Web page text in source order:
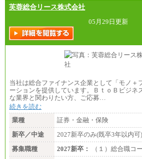
芙蓉総合リース株式会社
05月29日更新
当社は総合ファイナンス企業として「モノ＋
ーションを提供しています。ＢｔｏＢビジネ
な業界と関わりたい方、ご応募…
続きを読む
業種
証券・金融・保険
新卒／中途
2027新卒のみ(既卒3年以内可)
募集職種
2027新卒：
（１）総合職コ